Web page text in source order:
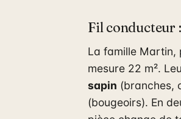
Fil conducteur
La famille Martin,
mesure 22 m².
sapin (branches,
(bougeoirs). En